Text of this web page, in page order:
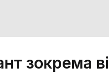
зокрема